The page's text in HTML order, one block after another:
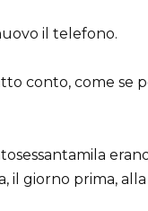
il telefono.
conto, come se
il giorno prima,